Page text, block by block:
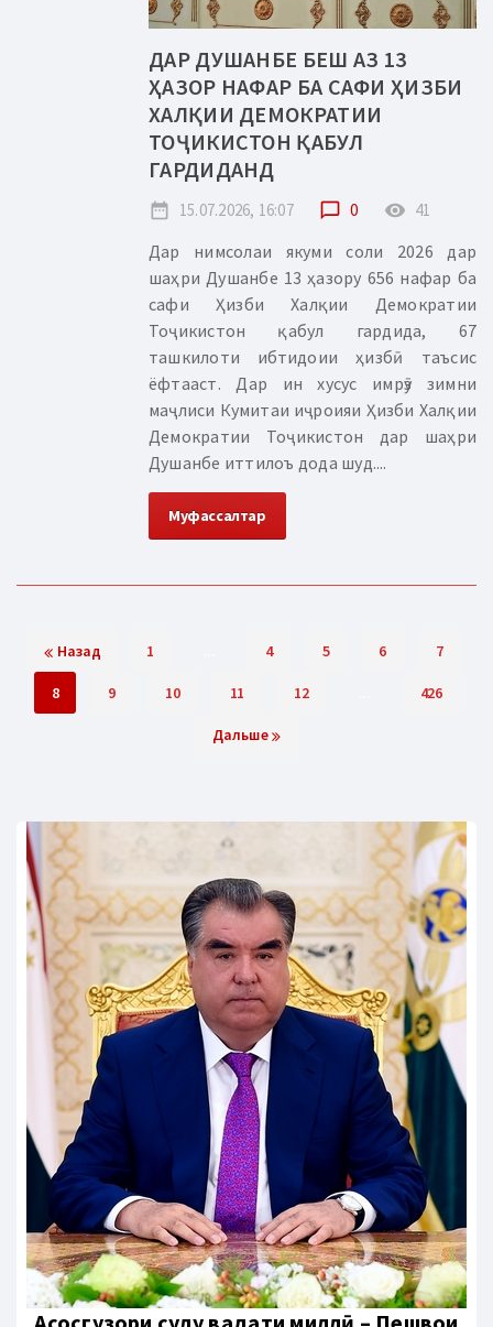
ДАР ДУШАНБЕ БЕШ АЗ 13
ҲАЗОР НАФАР БА САФИ ҲИЗБИ
ХАЛҚИИ ДЕМОКРАТИИ
ТОҶИКИСТОН ҚАБУЛ
ГАРДИДАНД
date_range 15.07.2026, 16:07 chat_bubble_outline 0 remove_red_eye 41
Дар нимсолаи якуми соли 2026 дар
шаҳри Душанбе 13 ҳазору 656 нафар ба
сафи Ҳизби Халқии Демократии
Тоҷикистон қабул гардида, 67
ташкилоти ибтидоии ҳизбӣ таъсис
ёфтааст. Дар ин хусус имрӯз зимни
маҷлиси Кумитаи иҷроияи Ҳизби Халқии
Демократии Тоҷикистон дар шаҳри
Душанбе иттилоъ дода шуд....
Муфассалтар
Назад 1 4 5 6 7
8 9 10 11 12 426
Дальше